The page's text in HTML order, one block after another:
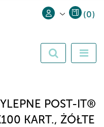
Zarejestruj się
(0)
POST-IT®
KART., ŻÓŁTE